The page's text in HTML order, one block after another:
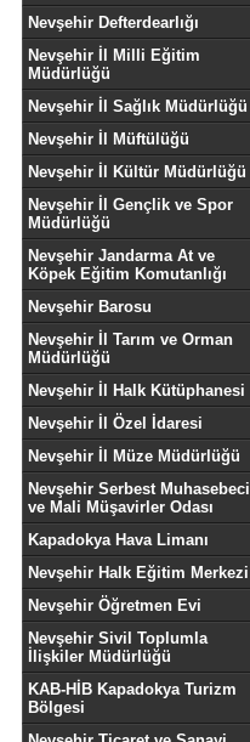
Nevşehir Defterdearlığı
Nevşehir İl Milli Eğitim
Müdürlüğü
Nevşehir İl Sağlık Müdürlüğü
Nevşehir İl Müftülüğü
Nevşehir İl Kültür Müdürlüğü
Nevşehir İl Gençlik ve Spor
Müdürlüğü
Nevşehir Jandarma At ve
Köpek Eğitim Komutanlığı
Nevşehir Barosu
Nevşehir İl Tarım ve Orman
Müdürlüğü
Nevşehir İl Halk Kütüphanesi
Nevşehir İl Özel İdaresi
Nevşehir İl Müze Müdürlüğü
Nevşehir Serbest Muhasebeci
ve Mali Müşavirler Odası
Kapadokya Hava Limanı
Nevşehir Halk Eğitim Merkezi
Nevşehir Öğretmen Evi
Nevşehir Sivil Toplumla
İlişkiler Müdürlüğü
KAB-HİB Kapadokya Turizm
Bölgesi